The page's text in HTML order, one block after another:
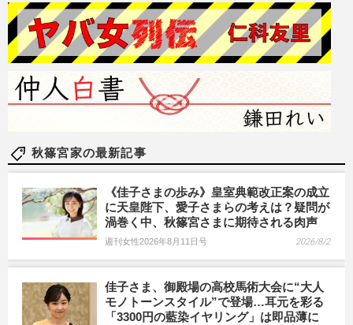
秋篠宮家の最新記事
《佳子さまの歩み》皇室典範改正案の成立
に天皇陛下、愛子さまらの考えは？疑問が
渦巻く中、秋篠宮さまに期待される肉声
週刊女性2026年8月11日号 2026/8/2
佳子さま、御殿場の高校馬術大会に“大人
モノトーンスタイル”で登場…耳元を彩る
「3300円の藍染イヤリング」は即品薄に